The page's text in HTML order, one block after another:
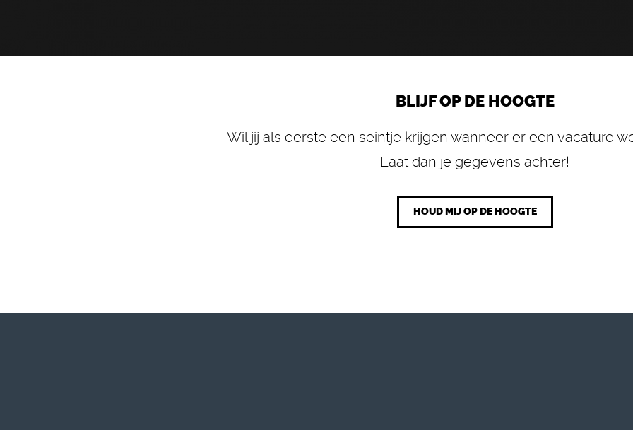
BLIJF OP DE HOOGTE
Wil jij als eerste een seintje krijgen wanneer er een vacature
Laat dan je gegevens achter!
HOUD MIJ OP DE HOOGTE